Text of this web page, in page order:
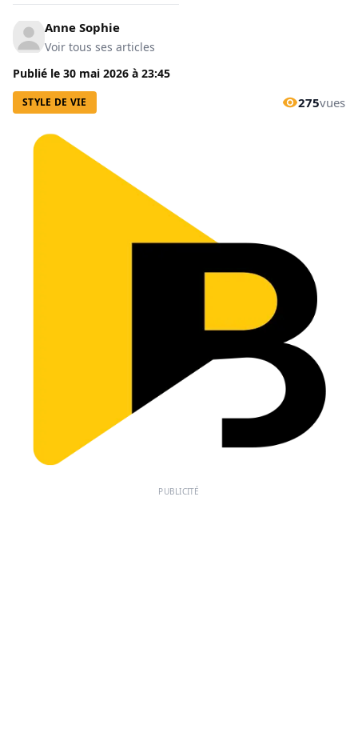
Anne Sophie
Voir tous ses articles
Publié le 30 mai 2026 à 23:45
STYLE DE VIE 275vues
PUBLICITÉ